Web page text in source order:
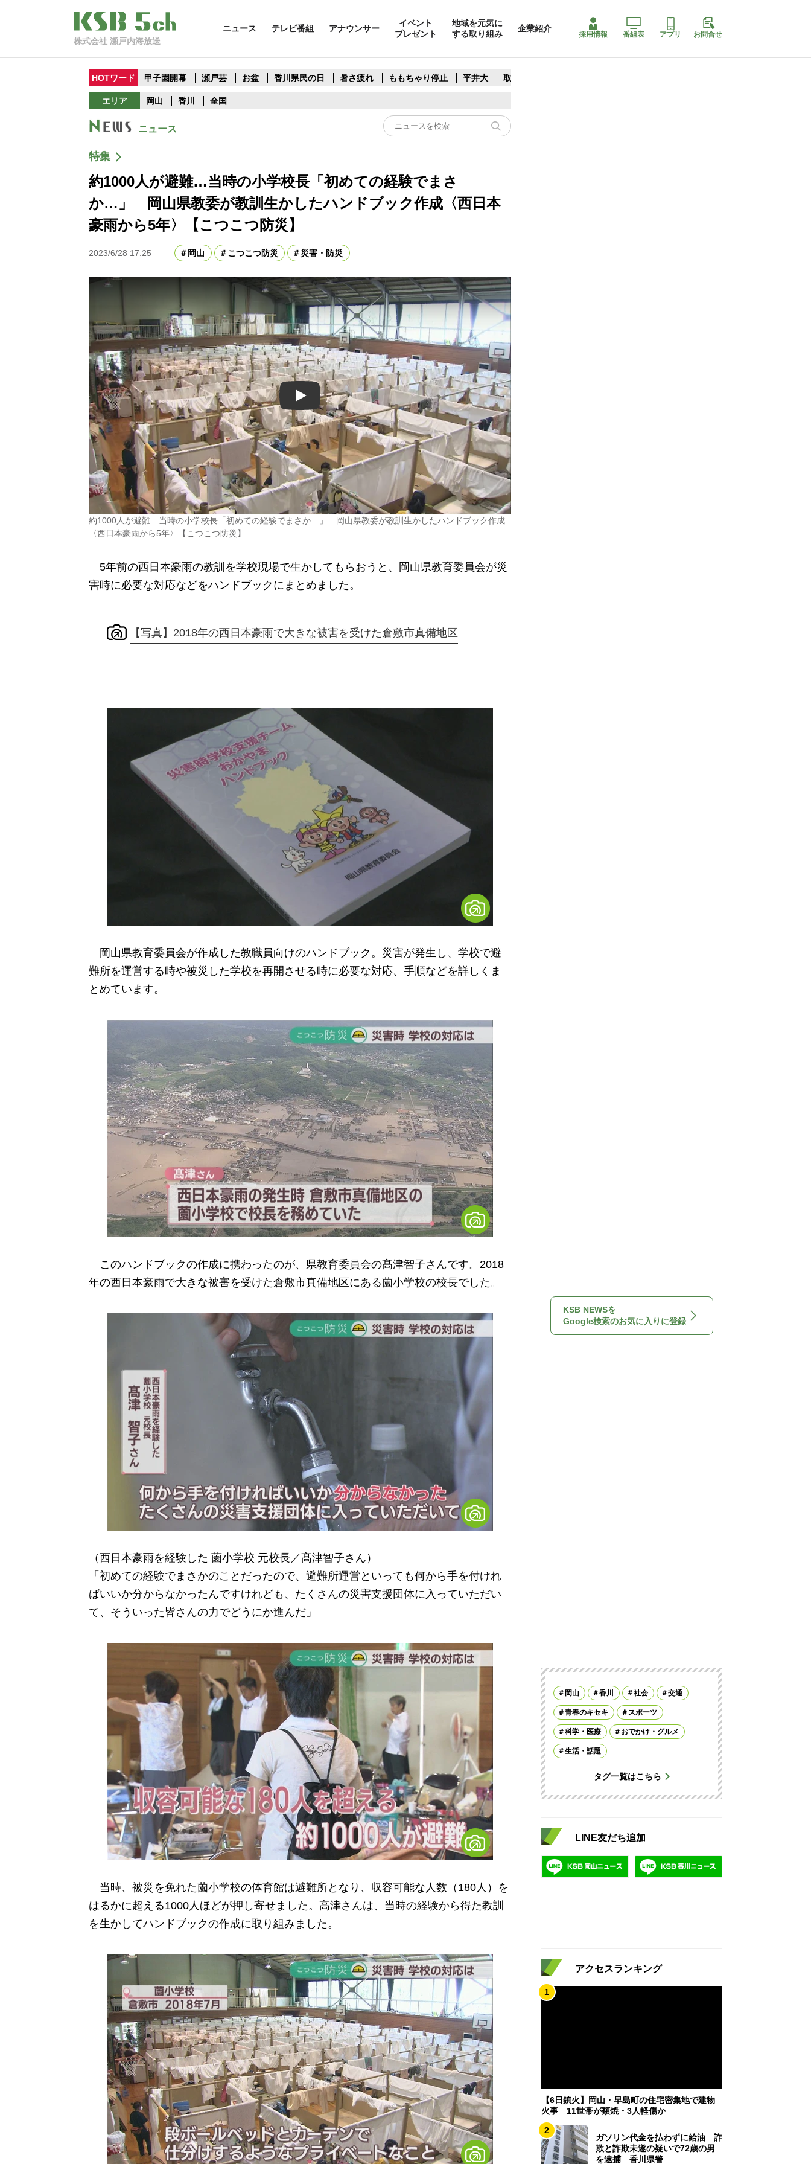
株式会社 瀬戸内海放送
ニュース テレビ番組 アナウンサー
イベント
プレゼント
地域を元気に
する取り組み
企業紹介
採用情報 番組表 アプリ お問合せ
HOTワード 甲子園開幕 瀬戸芸 お盆 香川県民の日 暑さ疲れ ももちゃり停止 平井大 取水制限
エリア 岡山 香川 全国
ニュース
特集
約1000人が避難…当時の小学校長「初めての経験でまさ
か…」 岡山県教委が教訓生かしたハンドブック作成〈西日本
豪雨から5年〉【こつこつ防災】
2023/6/28 17:25 岡山 こつこつ防災 災害・防災
Play
約1000人が避難…当時の小学校長「初めての経験でまさか…」 岡山県教委が教訓生かしたハンドブック作成
〈西日本豪雨から5年〉【こつこつ防災】
5年前の西日本豪雨の教訓を学校現場で生かしてもらおうと、岡山県教育委員会が災
害時に必要な対応などをハンドブックにまとめました。
【写真】2018年の西日本豪雨で大きな被害を受けた倉敷市真備地区
岡山県教育委員会が作成した教職員向けのハンドブック。災害が発生し、学校で避
難所を運営する時や被災した学校を再開させる時に必要な対応、手順などを詳しくま
とめています。
このハンドブックの作成に携わったのが、県教育委員会の髙津智子さんです。2018
年の西日本豪雨で大きな被害を受けた倉敷市真備地区にある薗小学校の校長でした。
（西日本豪雨を経験した 薗小学校 元校長／髙津智子さん）
「初めての経験でまさかのことだったので、避難所運営といっても何から手を付けれ
ばいいか分からなかったんですけれども、たくさんの災害支援団体に入っていただい
て、そういった皆さんの力でどうにか進んだ」
当時、被災を免れた薗小学校の体育館は避難所となり、収容可能な人数（180人）を
はるかに超える1000人ほどが押し寄せました。高津さんは、当時の経験から得た教訓
を生かしてハンドブックの作成に取り組みました。
KSB NEWSを
Google検索のお気に入りに登録
岡山 香川 社会 交通
青春のキセキ スポーツ
科学・医療 おでかけ・グルメ
生活・話題
タグ一覧はこちら
LINE友だち追加
アクセスランキング
1
【6日鎮火】岡山・早島町の住宅密集地で建物
火事 11世帯が類焼・3人軽傷か
2
ガソリン代金を払わずに給油 詐
欺と詐欺未遂の疑いで72歳の男
を逮捕 香川県警